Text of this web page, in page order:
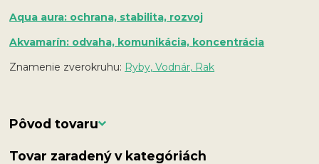
Aqua aura: ochrana, stabilita, rozvoj
Akvamarín: odvaha, komunikácia, koncentrácia
Znamenie zverokruhu: Ryby, Vodnár, Rak
Pôvod tovaru
Tovar zaradený v kategóriách